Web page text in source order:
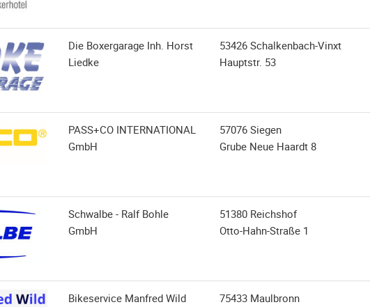
Die Boxergarage Inh. Horst
Liedke
53426 Schalkenbach-Vinxt
Hauptstr. 53
PASS+CO INTERNATIONAL
GmbH
57076 Siegen
Grube Neue Haardt 8
Schwalbe - Ralf Bohle
GmbH
51380 Reichshof
Otto-Hahn-Straße 1
Bikeservice Manfred Wild
75433 Maulbronn